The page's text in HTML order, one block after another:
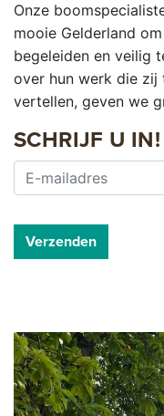
Onze
mooie Gelderland
begeleiden en veilig
over hun werk die zij
vertellen, geven we
SCHRIJF U IN!
Verzenden